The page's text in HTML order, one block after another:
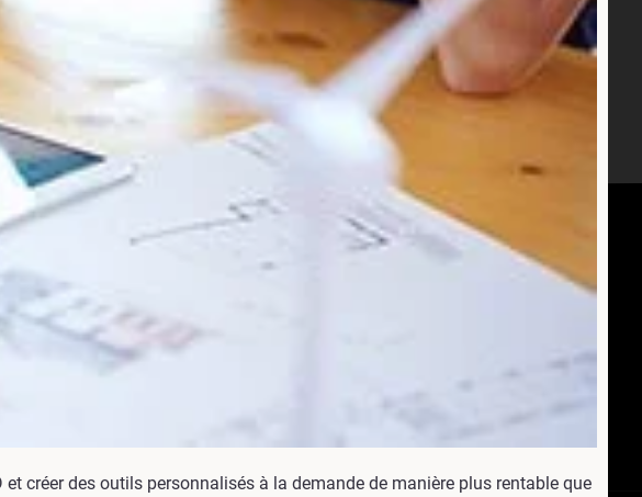
créer des outils personnalisés à la demande de manière plus rentable que